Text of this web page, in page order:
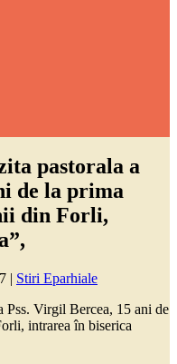
pastorala a
de la prima
din Forli,
| Stiri Eparhiale